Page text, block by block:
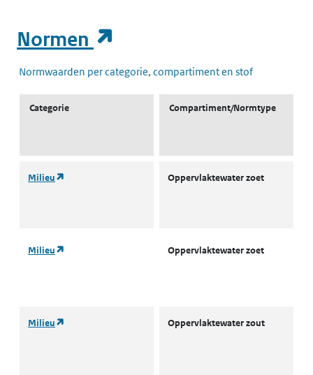
Normen
Normwaarden per categorie, compartiment en stof
Categorie Compartiment/Normtype
Milieu (opent in een nieuw tabblad)Oppervlaktewater zoet
Milieu (opent in een nieuw tabblad)Oppervlaktewater zoet
Milieu (opent in een nieuw tabblad)Oppervlaktewater zout